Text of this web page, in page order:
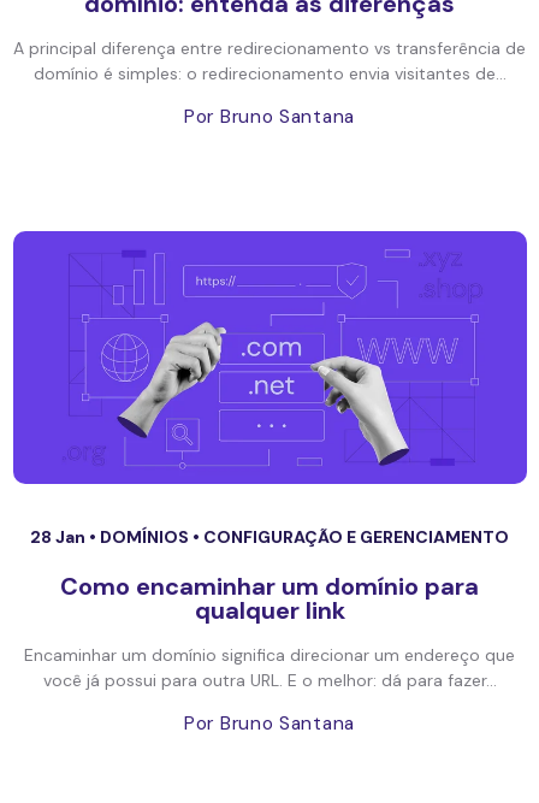
A principal diferença entre redirecionamento vs transferência de
domínio é simples: o redirecionamento envia visitantes de...
Por Bruno Santana
28 Jan • DOMÍNIOS • CONFIGURAÇÃO E GERENCIAMENTO
Como encaminhar um domínio para
qualquer link
Encaminhar um domínio significa direcionar um endereço que
você já possui para outra URL. E o melhor: dá para fazer...
Por Bruno Santana